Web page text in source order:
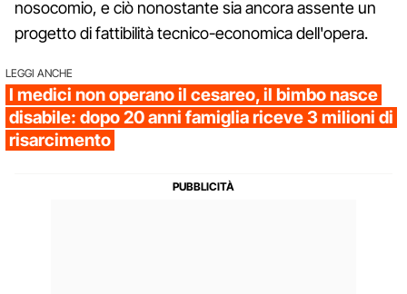
nosocomio, e ciò nonostante sia ancora assente un
progetto di fattibilità tecnico-economica dell'opera.
LEGGI ANCHE
I medici non operano il cesareo, il bimbo nasce
disabile: dopo 20 anni famiglia riceve 3 milioni di
risarcimento